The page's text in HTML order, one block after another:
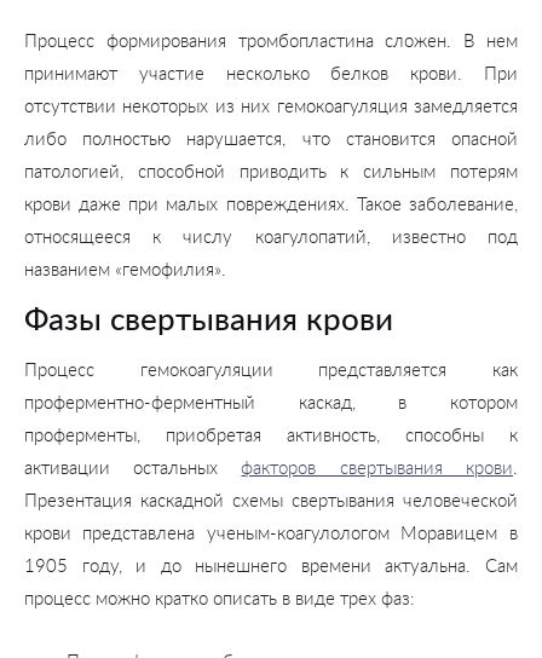
Процесс формирования тромбопластина сложен. В нем
принимают участие несколько белков крови. При
отсутствии некоторых из них гемокоагуляция замедляется
либо полностью нарушается, что становится опасной
патологией, способной приводить к сильным потерям
крови даже при малых повреждениях. Такое заболевание,
относящееся к числу коагулопатий, известно под
названием «гемофилия».
Фазы свертывания крови
Процесс гемокоагуляции представляется как
проферментно-ферментный каскад, в котором
проферменты, приобретая активность, способны к
активации остальныхфакторов свертывания крови.
Презентация каскадной схемы свертывания человеческой
крови представлена ученым-коагулологом Моравицем в
1905 году, и до нынешнего времени актуальна. Сам
процесс можно кратко описать в виде трех фаз: